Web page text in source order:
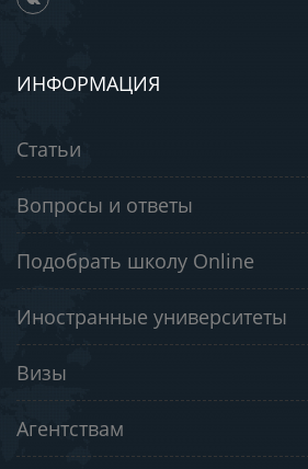
ИНФОРМАЦИЯ
Статьи
Вопросы и ответы
Подобрать школу Online
Иностранные университеты
Визы
Агентствам